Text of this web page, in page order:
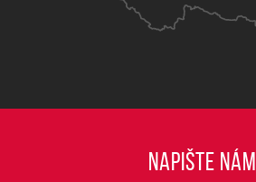
NAPIŠTE NÁM